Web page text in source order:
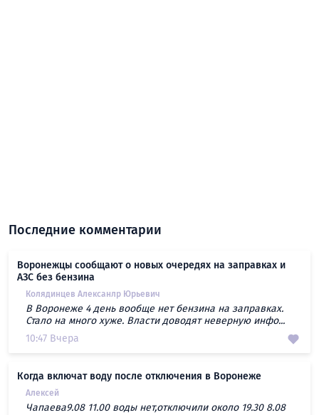
Последние комментарии
Воронежцы сообщают о новых очередях на заправках и
АЗС без бензина
Колядинцев Алексанлр Юрьевич
В Воронеже 4 день вообще нет бензина на заправках.
Стало на много хуже. Власти доводят неверную инфо...
10:47 Вчера
Когда включат воду после отключения в Воронеже
Алексей
Чапаева9.08 11.00 воды нет,отключили около 19.30 8.08